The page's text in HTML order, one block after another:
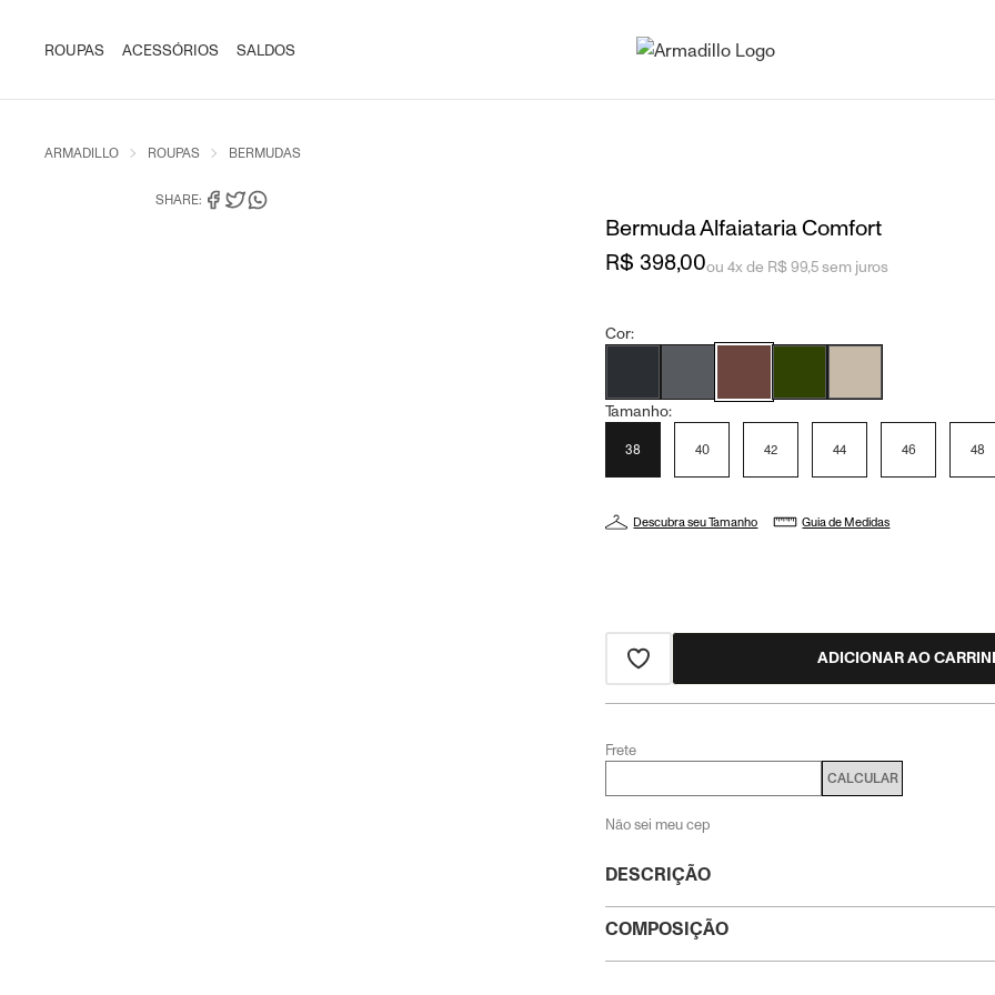
ROUPAS ACESSÓRIOS SALDOS
ARMADILLO ROUPAS BERMUDAS
SHARE:
Bermuda Alfaiataria Comfort
DESCRIÇÃO
COMPOSIÇÃO
R$ 398,00ou 4x de R$ 99,5 sem juros
Cor:
Tamanho:
38 40 42 44 46 48
Descubra seu Tamanho Guia de Medidas
ADICIONAR AO
Frete
CALCULAR
Não sei meu cep